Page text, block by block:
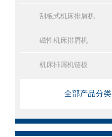
刮板式机床排屑机
磁性机床排屑机
机床排屑机链板
全部产品分类